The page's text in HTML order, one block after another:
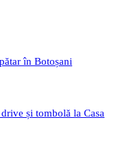
în Botoșani
și tombolă la Casa